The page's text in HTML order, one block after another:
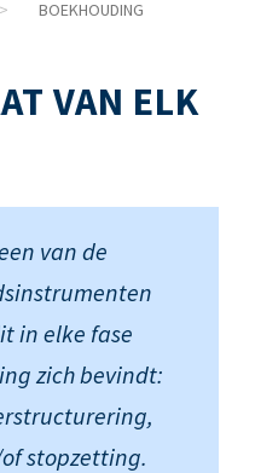
> BOEKHOUDING
VAN ELK
van de
in elke fase
zich bevindt:
stopzetting.